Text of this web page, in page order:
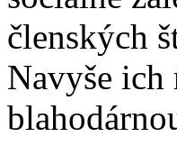
členských
Navyše ich